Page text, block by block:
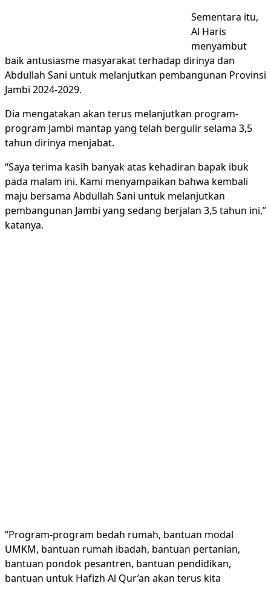
Sementara itu,
Al Haris
menyambut
baik antusiasme masyarakat terhadap dirinya dan
Abdullah Sani untuk melanjutkan pembangunan Provinsi
Jambi 2024-2029.
Dia mengatakan akan terus melanjutkan program-
program Jambi mantap yang telah bergulir selama 3,5
tahun dirinya menjabat.
“Saya terima kasih banyak atas kehadiran bapak ibuk
pada malam ini. Kami menyampaikan bahwa kembali
maju bersama Abdullah Sani untuk melanjutkan
pembangunan Jambi yang sedang berjalan 3,5 tahun ini,”
katanya.
“Program-program bedah rumah, bantuan modal
UMKM, bantuan rumah ibadah, bantuan pertanian,
bantuan pondok pesantren, bantuan pendidikan,
bantuan untuk Hafizh Al Qur’an akan terus kita